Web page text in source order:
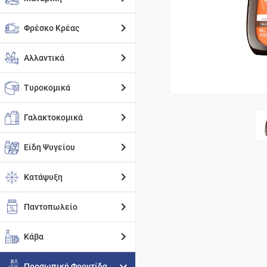
Φρέσκο Κρέας
Αλλαντικά
Τυροκομικά
Γαλακτοκομικά
Είδη Ψυγείου
Κατάψυξη
Παντοπωλείο
Κάβα